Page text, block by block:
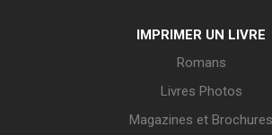
IMPRIMER UN LIVRE
Romans
Livres Photos
Magazines et Brochures